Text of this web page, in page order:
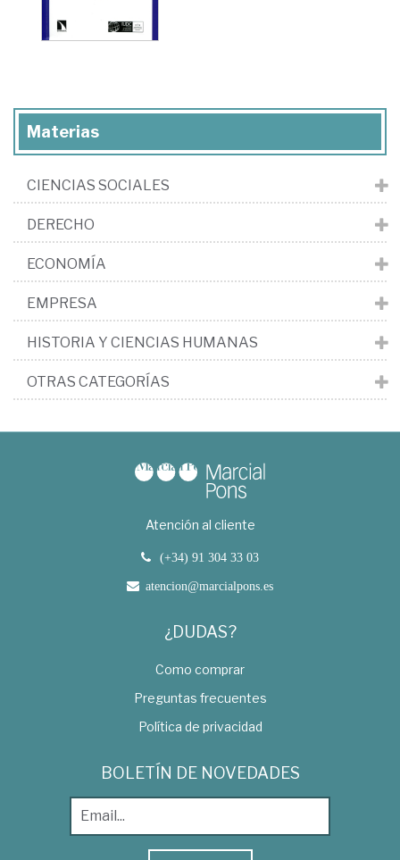
Materias
CIENCIAS SOCIALES
DERECHO
ECONOMÍA
EMPRESA
HISTORIA Y CIENCIAS HUMANAS
OTRAS CATEGORÍAS
Atención al cliente
(+34) 91 304 33 03
atencion@marcialpons.es
¿DUDAS?
Como comprar
Preguntas frecuentes
Política de privacidad
BOLETÍN DE NOVEDADES